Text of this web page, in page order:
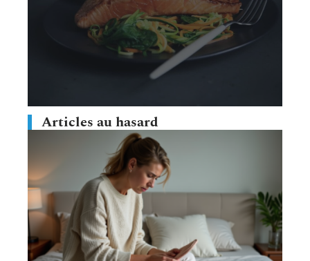
Articles au hasard